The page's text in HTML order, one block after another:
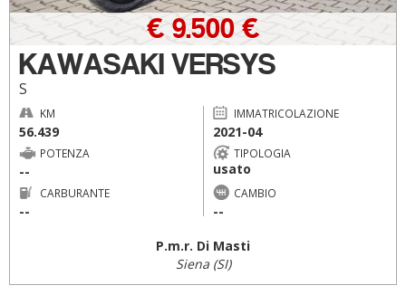
KAWASAKI VERSYS
S
€ 9.500 €
KM
56.439
IMMATRICOLAZIONE
2021-04
POTENZA
--
TIPOLOGIA
usato
CARBURANTE
--
CAMBIO
--
P.m.r. Di Masti
Siena (SI)